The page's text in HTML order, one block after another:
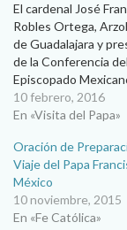
El cardenal José
Robles Ortega,
de Guadalajara y
de la Conferencia del
Episcopado
un video mensaje al
Padre Francisco, a
Ciudad de México,
febrero de 2016
Padre Francisco: Al
aproximarse el
su…
10 febrero, 2016
En «Visita del Papa»
Oración de
Viaje del Papa
México
10 noviembre, 2015
En «Fe Católica»